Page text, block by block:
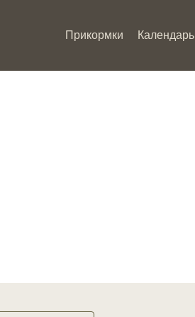
Прикормки Календарь